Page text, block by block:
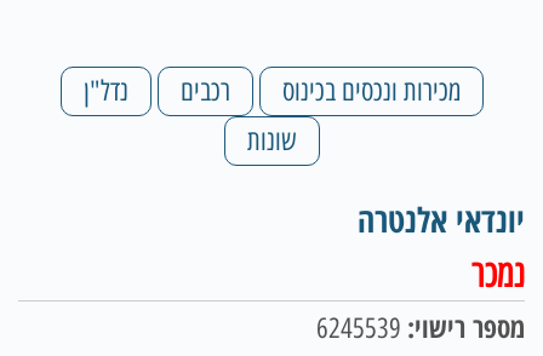
מכירות ונכסים בכינוס רכבים
נדל"ן
שונות
יונדאי אלנטרה
נמכר
מספר רישוי: